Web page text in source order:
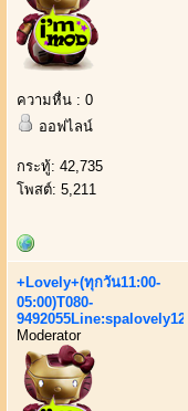
ความหื่น : 0
ออฟไลน์
กระทู้: 42,735
โพสต์: 5,211
+Lovely+(ทุกวัน11:00-
05:00)T080-
9492055Line:spalovely123
Moderator